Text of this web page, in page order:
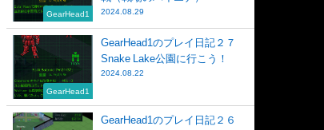
GearHead1 2024.08.29
GearHead1
GearHead1のプレイ日記２７
Snake Lake公園に行こう！
2024.08.22
GearHead1のプレイ日記２６